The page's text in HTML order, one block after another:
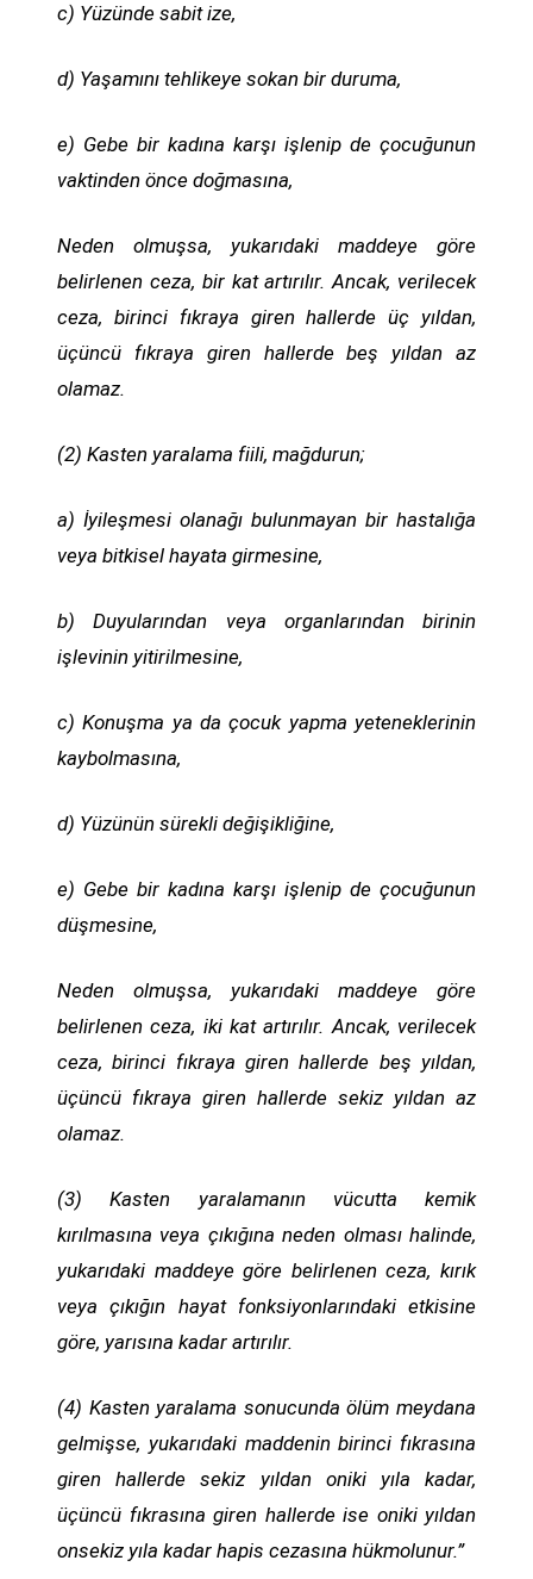
c) Yüzünde sabit ize,
d) Yaşamını tehlikeye sokan bir duruma,
e) Gebe bir kadına karşı işlenip de çocuğunun
vaktinden önce doğmasına,
Neden olmuşsa, yukarıdaki maddeye göre
belirlenen ceza, bir kat artırılır. Ancak, verilecek
ceza, birinci fıkraya giren hallerde üç yıldan,
üçüncü fıkraya giren hallerde beş yıldan az
olamaz.
(2) Kasten yaralama fiili, mağdurun;
a) İyileşmesi olanağı bulunmayan bir hastalığa
veya bitkisel hayata girmesine,
b) Duyularından veya organlarından birinin
işlevinin yitirilmesine,
c) Konuşma ya da çocuk yapma yeteneklerinin
kaybolmasına,
d) Yüzünün sürekli değişikliğine,
e) Gebe bir kadına karşı işlenip de çocuğunun
düşmesine,
Neden olmuşsa, yukarıdaki maddeye göre
belirlenen ceza, iki kat artırılır. Ancak, verilecek
ceza, birinci fıkraya giren hallerde beş yıldan,
üçüncü fıkraya giren hallerde sekiz yıldan az
olamaz.
(3) Kasten yaralamanın vücutta kemik
kırılmasına veya çıkığına neden olması halinde,
yukarıdaki maddeye göre belirlenen ceza, kırık
veya çıkığın hayat fonksiyonlarındaki etkisine
göre, yarısına kadar artırılır.
(4) Kasten yaralama sonucunda ölüm meydana
gelmişse, yukarıdaki maddenin birinci fıkrasına
giren hallerde sekiz yıldan oniki yıla kadar,
üçüncü fıkrasına giren hallerde ise oniki yıldan
onsekiz yıla kadar hapis cezasına hükmolunur.”